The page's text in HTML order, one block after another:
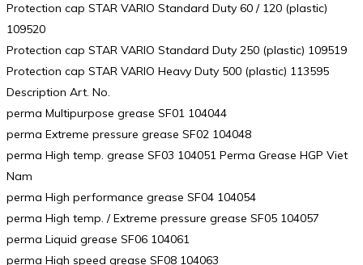
Protection cap STAR VARIO Standard Duty 60 / 120 (plastic)
109520
Protection cap STAR VARIO Standard Duty 250 (plastic) 109519
Protection cap STAR VARIO Heavy Duty 500 (plastic) 113595
Description Art. No.
perma Multipurpose grease SF01 104044
perma Extreme pressure grease SF02 104048
perma High temp. grease SF03 104051 Perma Grease HGP Viet
Nam
perma High performance grease SF04 104054
perma High temp. / Extreme pressure grease SF05 104057
perma Liquid grease SF06 104061
perma High speed grease SF08 104063